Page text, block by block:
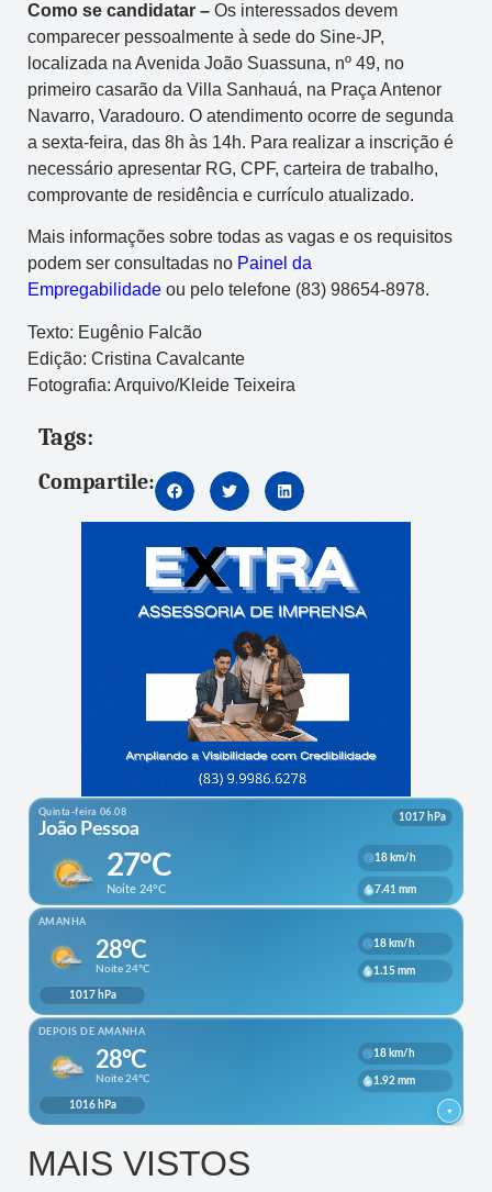
Como se candidatar – Os interessados devem
comparecer pessoalmente à sede do Sine-JP,
localizada na Avenida João Suassuna, nº 49, no
primeiro casarão da Villa Sanhauá, na Praça Antenor
Navarro, Varadouro. O atendimento ocorre de segunda
a sexta-feira, das 8h às 14h. Para realizar a inscrição é
necessário apresentar RG, CPF, carteira de trabalho,
comprovante de residência e currículo atualizado.
Mais informações sobre todas as vagas e os requisitos
podem ser consultadas no Painel da
Empregabilidade ou pelo telefone (83) 98654-8978.
Texto: Eugênio Falcão
Edição: Cristina Cavalcante
Fotografia: Arquivo/Kleide Teixeira
Tags:
Compartile:
MAIS VISTOS